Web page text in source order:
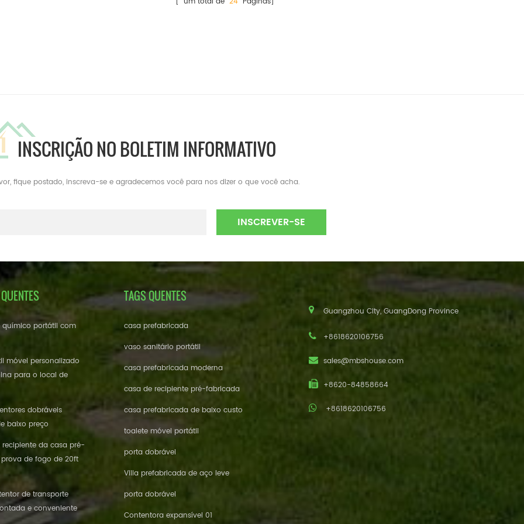
INSCRIÇÃO NO BOLETIM INFORMATIVO
fique postado, inscreva-se e agradecemos você para nos dizer o que você acha.
químico portátil com
móvel personalizado
para o local de
dobráveis
baixo preço
da casa pré-
de fogo de 20ft
de transporte
e conveniente
TAGS QUENTES
casa prefabricada
vaso sanitário portátil
casa prefabricada moderna
casa de recipiente pré-fabricada
casa prefabricada de baixo custo
toalete móvel portátil
porta dobrável
Villa prefabricada de aço leve
porta dobrável
Contentora expansível 01
Guangzhou City, GuangDong Province
+8618620106756
sales@mbshouse.com
+8620-84858664
+8618620106756